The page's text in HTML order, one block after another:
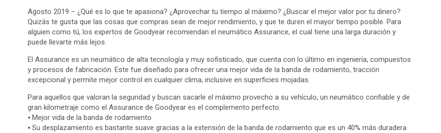
Agosto 2019 – ¿Qué es lo que te apasiona? ¿Aprovechar tu tiempo al máximo? ¿Buscar el mejor valor por tu dinero?
Quizás te gusta que las cosas que compras sean de mejor rendimiento, y que te duren el mayor tiempo posible. Para
alguien como tú, los expertos de Goodyear recomiendan el neumático Assurance, el cual tiene una larga duración y
puede llevarte más lejos.
El Assurance es un neumático de alta tecnología y muy sofisticado, que cuenta con lo último en ingeniería, compuestos
y procesos de fabricación. Este fue diseñado para ofrecer una mejor vida de la banda de rodamiento, tracción
excepcional y permite mejor control en cualquier clima, inclusive en superficies mojadas.
Para aquellos que valoran la seguridad y buscan sacarle el máximo provecho a su vehículo, un neumático confiable y de
gran kilometraje como el Assurance de Goodyear es el complemento perfecto.
⦁ Mejor vida de la banda de rodamiento
⦁ Su desplazamiento es bastante suave gracias a la extensión de la banda de rodamiento que es un 40% más duradera